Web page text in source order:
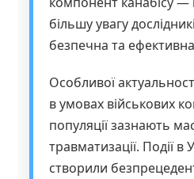
більшу увагу
безпечна та
Особливої
в умовах військових
популяції зазнають
травматизації. Події в
створили